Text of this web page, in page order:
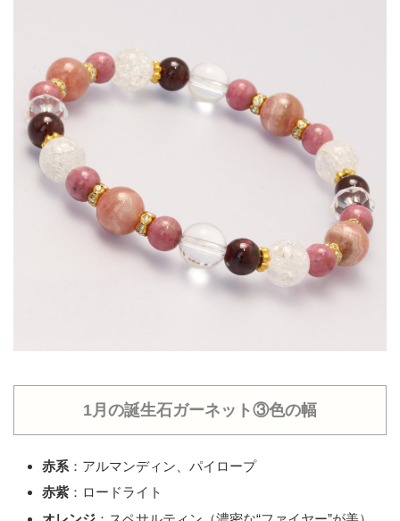
1月の誕生石ガーネット③色の幅
赤系 ：アルマンディン、パイロープ
赤紫：ロードライト